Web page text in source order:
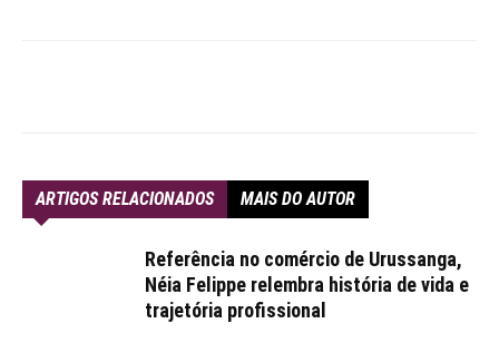
ARTIGOS RELACIONADOS MAIS DO AUTOR
Referência no comércio de Urussanga,
Néia Felippe relembra história de vida e
trajetória profissional